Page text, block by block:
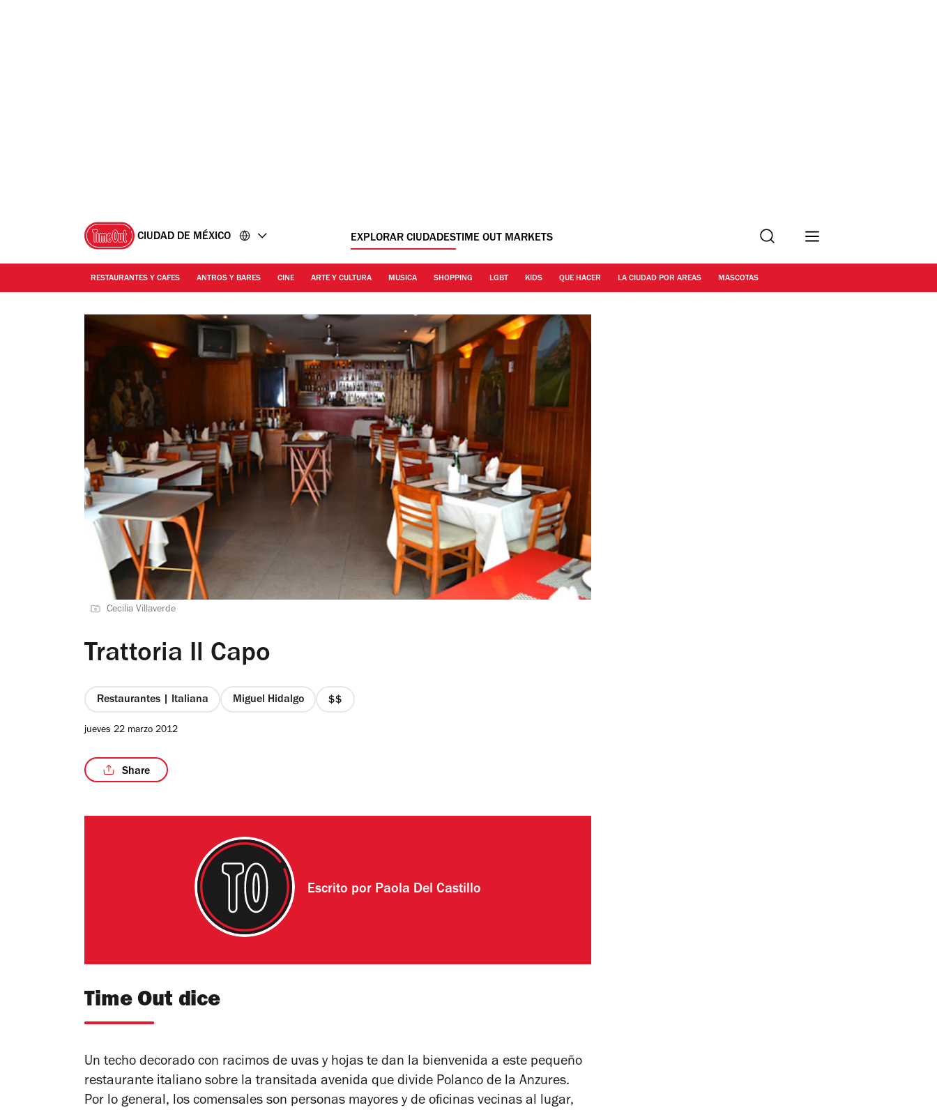
CIUDAD DE MÉXICO EXPLORAR CIUDADESTIME OUT MARKETS Buscar
RESTAURANTES Y CAFES ANTROS Y BARES CINE ARTE Y CULTURA MUSICA SHOPPING LGBT KIDS QUE HACER LA CIUDAD POR AREAS MASCOTAS
Cecilia Villaverde
Trattoria Il Capo
Restaurantes | Italiana Miguel Hidalgo
precio
jueves 22 marzo 2012
Share
Escrito por Paola Del Castillo
Time Out dice
Un techo decorado con racimos de uvas y hojas te dan la bienvenida a este pequeño
restaurante italiano sobre la transitada avenida que divide Polanco de la Anzures.
Por lo general, los comensales son personas mayores y de oficinas vecinas al lugar,